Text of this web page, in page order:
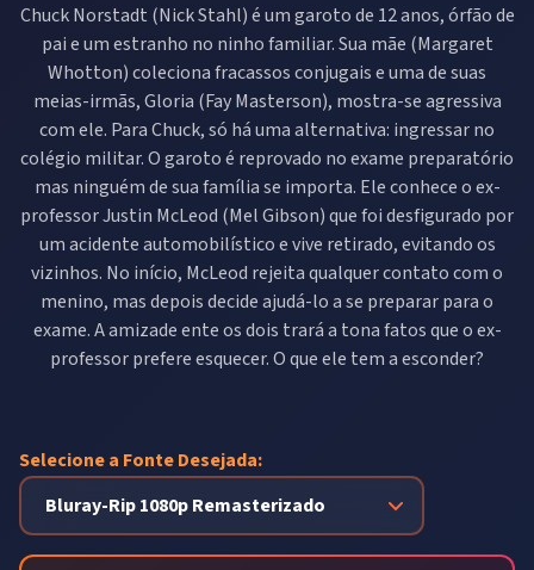
Chuck Norstadt (Nick Stahl) é um garoto de 12 anos, órfão de
pai e um estranho no ninho familiar. Sua mãe (Margaret
Whotton) coleciona fracassos conjugais e uma de suas
meias-irmãs, Gloria (Fay Masterson), mostra-se agressiva
com ele. Para Chuck, só há uma alternativa: ingressar no
colégio militar. O garoto é reprovado no exame preparatório
mas ninguém de sua família se importa. Ele conhece o ex-
professor Justin McLeod (Mel Gibson) que foi desfigurado por
um acidente automobilístico e vive retirado, evitando os
vizinhos. No início, McLeod rejeita qualquer contato com o
menino, mas depois decide ajudá-lo a se preparar para o
exame. A amizade ente os dois trará a tona fatos que o ex-
professor prefere esquecer. O que ele tem a esconder?
Selecione a Fonte Desejada: